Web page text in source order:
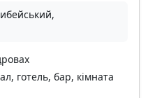
готель, бар, кімната